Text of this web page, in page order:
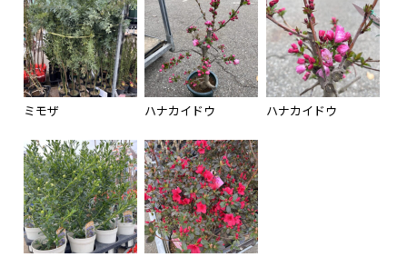
ミモザ ハナカイドウ ハナカイドウ